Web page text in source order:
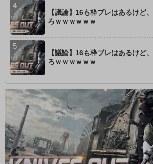
【議論】16も枠ブレはあるけど
ろｗｗｗｗｗｗ
【議論】16も枠ブレはあるけど
ろｗｗｗｗｗｗ